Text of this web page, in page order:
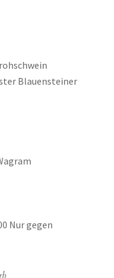
Blauensteiner
Nur gegen